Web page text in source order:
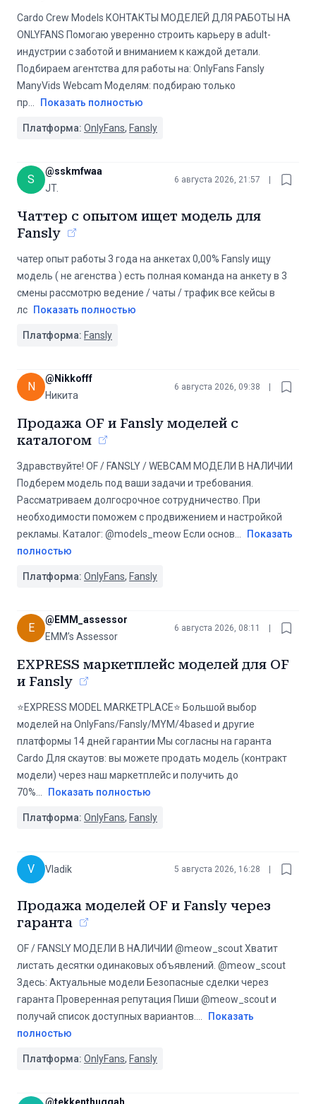
Cardo Crew Models КОНТАКТЫ МОДЕЛЕЙ ДЛЯ РАБОТЫ НА
ONLYFANS Помогаю уверенно строить карьеру в adult-
индустрии с заботой и вниманием к каждой детали.
Подбираем агентства для работы на: OnlyFans Fansly
ManyVids Webcam Моделям: подбираю только
пр
Показать полностью
Платформа: OnlyFans, Fansly
S
@sskmfwaa
JT.
6 августа 2026, 21:57
Чаттер с опытом ищет модель для
Fansly
чатер опыт работы 3 года на анкетах 0,00% Fansly ищу
модель ( не агенства ) есть полная команда на анкету в 3
смены рассмотрю ведение / чаты / трафик все кейсы в
лс
Показать полностью
Платформа: Fansly
N
@ Nikkofff
Никита
6 августа 2026, 09:38
Продажа OF и Fansly моделей с
каталогом
Здравствуйте! OF / FANSLY / WEBCAM МОДЕЛИ В НАЛИЧИИ
Подберем модель под ваши задачи и требования.
Рассматриваем долгосрочное сотрудничество. При
необходимости поможем с продвижением и настройкой
рекламы. Каталог: @models_meow ️Если основ
Показать
полностью
Платформа: OnlyFans, Fansly
E
@ EMM_assessor
EMM’s Assessor
6 августа 2026, 08:11
EXPRESS маркетплейс моделей для OF
и Fansly
⭐️EXPRESS MODEL MARKETPLACE⭐️ ️Большой выбор
моделей на OnlyFans/Fansly/MYM/4based и другие
платформы ️14 дней гарантии ️Мы согласны на гаранта
Cardo Для скаутов: вы можете продать модель (контракт
модели) через наш маркетплейс и получить до
70%
Показать полностью
Платформа: OnlyFans, Fansly
V Vladik 5 августа 2026, 16:28
Продажа моделей OF и Fansly через
гаранта
OF / FANSLY МОДЕЛИ В НАЛИЧИИ @meow_scout Хватит
листать десятки одинаковых объявлений. @meow_scout
Здесь: Актуальные модели Безопасные сделки через
гаранта Проверенная репутация Пиши @meow_scout и
получай список доступных вариантов.
Показать
полностью
Платформа: OnlyFans, Fansly